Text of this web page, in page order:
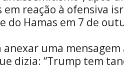
reação à ofensiva
do Hamas em 7 de
anexar uma
dizia: “Trump tem